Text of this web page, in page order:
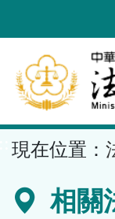
到
要
內
容
區
現在位置：
相關